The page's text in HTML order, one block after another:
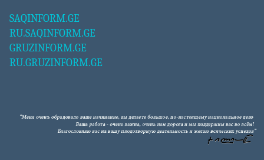
SAQINFORM.GE
RU.SAQINFORM.GE
GRUZINFORM.GE
RU.GRUZINFORM.GE